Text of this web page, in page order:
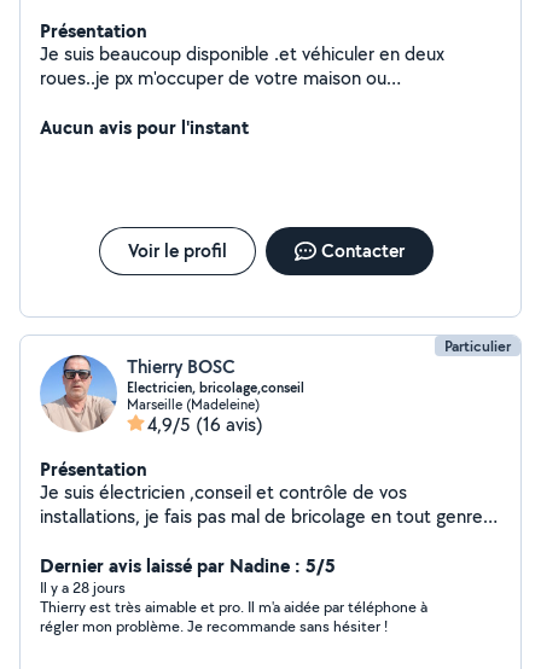
Présentation
Je suis beaucoup disponible .et véhiculer en deux
roues..je px m'occuper de votre maison ou
Merci à bientôt
Aucun avis pour l'instant
Voir le profil Contacter
Particulier
Thierry BOSC
Electricien, bricolage,conseil
Marseille (Madeleine)
4,9/5 (16 avis)
Présentation
Je suis électricien ,conseil et contrôle de vos
installations, je fais pas mal de bricolage en tout genre
petite installation de plomberie .J'ai les outils approprié
pour faire des petits travaux.
Dernier avis laissé par Nadine : 5/5
Il y a 28 jours
Thierry est très aimable et pro. Il m'a aidée par téléphone à
régler mon problème. Je recommande sans hésiter !